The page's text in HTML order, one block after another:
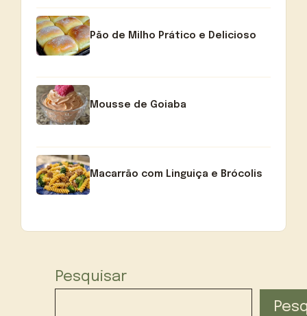
Pão de Milho Prático e Delicioso
Mousse de Goiaba
Macarrão com Linguiça e Brócolis
Pesquisar